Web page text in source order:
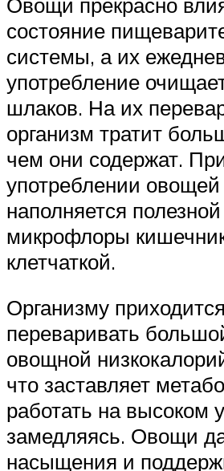
состояние
системы, а их
употребление
шлаков. На их
организм тратит
чем они содержат.
употреблении
наполняется
микрофлоры
клетчаткой.
Организму приходится
переваривать
овощной
что заставляет
работать на высоком
замедляясь. Овощи
насыщения и